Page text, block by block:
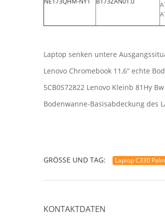
Laptop senken untere
Lenovo Chromebook 11,6“ echte
5CB0S72822 Lenovo Kleinb 81Hy Bw
Bodenwanne-Basisabdeckung des
GRÖSSE UND TAG: Laptop C330
KONTAKTDATEN